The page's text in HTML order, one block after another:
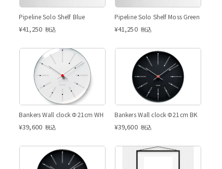
Pipeline Solo Shelf Blue
¥41,250 税込
Pipeline Solo Shelf Moss Green
¥41,250 税込
Bankers Wall clock Φ21cm WH
¥39,600 税込
Bankers Wall clock Φ21cm BK
¥39,600 税込